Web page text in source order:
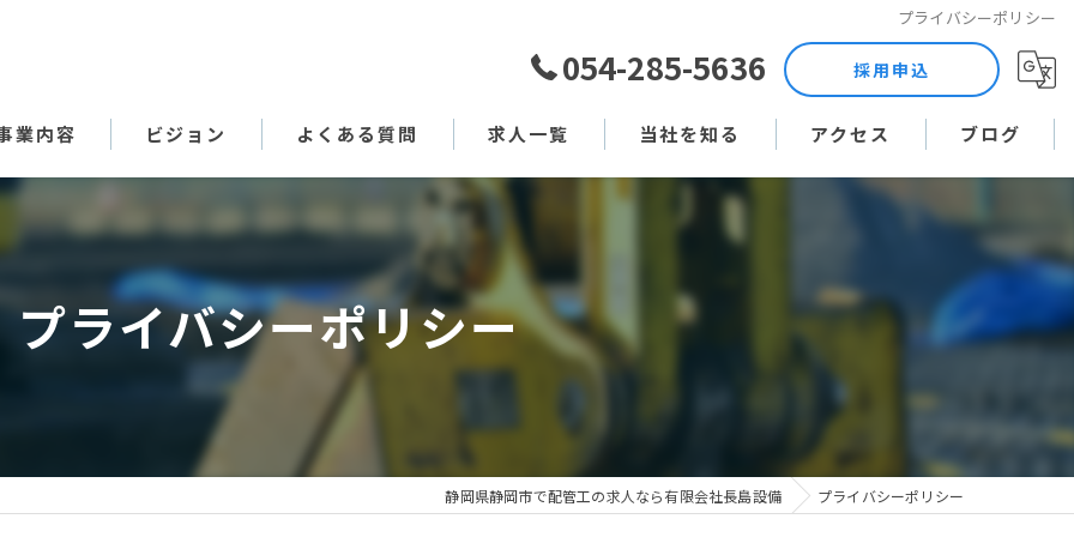
プライバシーポリシー
054-285-5636 採用申込
業内容 ビジョン よくある質問 求人一覧 当社を知る
土木作業員
未経験
アクセス ブログ
コラム
プライバシーポリシー
静岡県静岡市で配管工の求人なら有限会社長島設備 プライバシーポリシー